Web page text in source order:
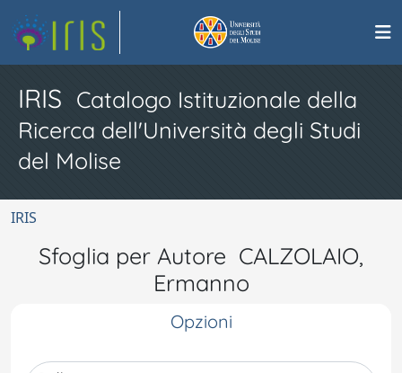
IRIS Catalogo Istituzionale della
Ricerca dell'Università degli Studi
del Molise
IRIS
Sfoglia per Autore CALZOLAIO,
Ermanno
Opzioni